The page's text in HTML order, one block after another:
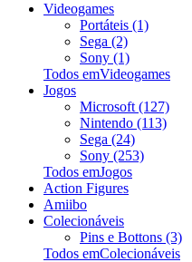
Videogames
Portáteis (1)
Sega (2)
Sony (1)
Todos emVideogames
Jogos
Microsoft (127)
Nintendo (113)
Sega (24)
Sony (253)
Todos emJogos
Action Figures
Amiibo
Colecionáveis
Pins e Bottons (3)
Todos emColecionáveis